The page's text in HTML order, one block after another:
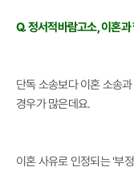
Q. 정서적바람고소, 이혼
단독 소송보다 이혼 소송
경우가 많은데요.
이혼 사유로 인정되는 '부